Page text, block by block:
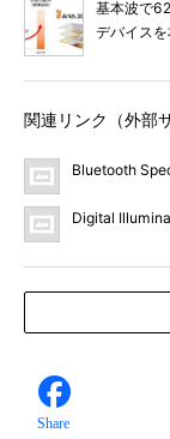
基本波で
デバイス
関連リンク（外部
Bluetooth
Digital
Share